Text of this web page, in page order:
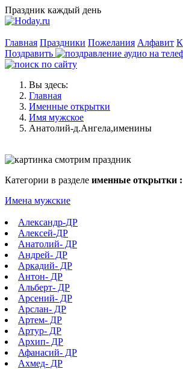
Праздник каждый день
Главная Праздники Пожелания Алфавит
Поздравить
Вы здесь:
Главная
Именные открытки
Имя мужское
Анатолий-д.Ангела,именины
Категории в разделе именные открытки :
Имена мужские
Александр-ДР
Алексей-ДР
Анатолий- ДР
Андрей- ДР
Аркадий- ДР
Антон- ДР
Альберт- ДР
Арсений- ДР
Арслан- ДР
Артем- ДР
Артур- ДР
Архип- ДР
Афанасий- ДР
Ахмед- ДР